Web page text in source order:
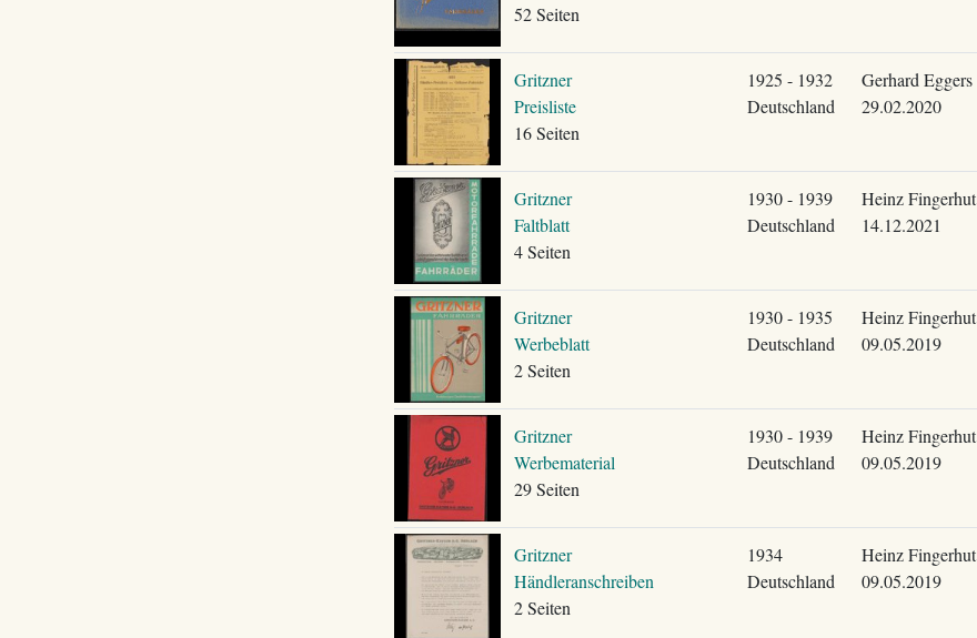
52 Seiten
Gritzner
Preisliste
16 Seiten
1925 - 1932
Deutschland
Gerhard Eggers
29.02.2020
Gritzner
Faltblatt
4 Seiten
1930 - 1939
Deutschland
Heinz Fingerhut
14.12.2021
Gritzner
Werbeblatt
2 Seiten
1930 - 1935
Deutschland
Heinz Fingerhut
09.05.2019
Gritzner
Werbematerial
29 Seiten
1930 - 1939
Deutschland
Heinz Fingerhut
09.05.2019
Gritzner
Händleranschreiben
2 Seiten
1934
Deutschland
Heinz Fingerhut
09.05.2019